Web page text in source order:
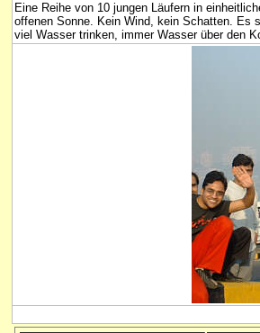
Eine Reihe von 10 jungen Läufern in
offenen Sonne. Kein Wind, kein Schatten. Es
viel Wasser trinken, immer Wasser über den